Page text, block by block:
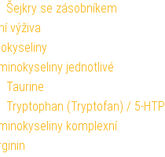
Šejkry se zásobníkem
výživa
jednotlivé
Taurine
Tryptophan (Tryptofan) / 5-HTP
komplexní